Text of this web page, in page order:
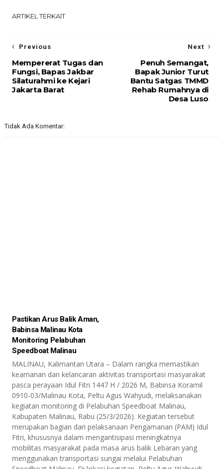
ARTIKEL TERKAIT
Next
Penuh Semangat,
Bapak Junior Turut
Bantu Satgas TMMD
Rehab Rumahnya di
Desa Luso
Previous
Mempererat Tugas dan
Fungsi, Bapas Jakbar
Silaturahmi ke Kejari
Jakarta Barat
Tidak Ada Komentar:
Pastikan Arus Balik Aman,
Babinsa Malinau Kota
Monitoring Pelabuhan
Speedboat Malinau
MALINAU, Kalimantan Utara – Dalam rangka memastikan
keamanan dan kelancaran aktivitas transportasi masyarakat
pasca perayaan Idul Fitri 1447 H / 2026 M, Babinsa Koramil
0910-03/Malinau Kota, Peltu Agus Wahyudi, melaksanakan
kegiatan monitoring di Pelabuhan Speedboat Malinau,
Kabupaten Malinau, Rabu (25/3/2026). Kegiatan tersebut
merupakan bagian dari pelaksanaan Pengamanan (PAM) Idul
Fitri, khususnya dalam mengantisipasi meningkatnya
mobilitas masyarakat pada masa arus balik Lebaran yang
menggunakan transportasi sungai melalui Pelabuhan